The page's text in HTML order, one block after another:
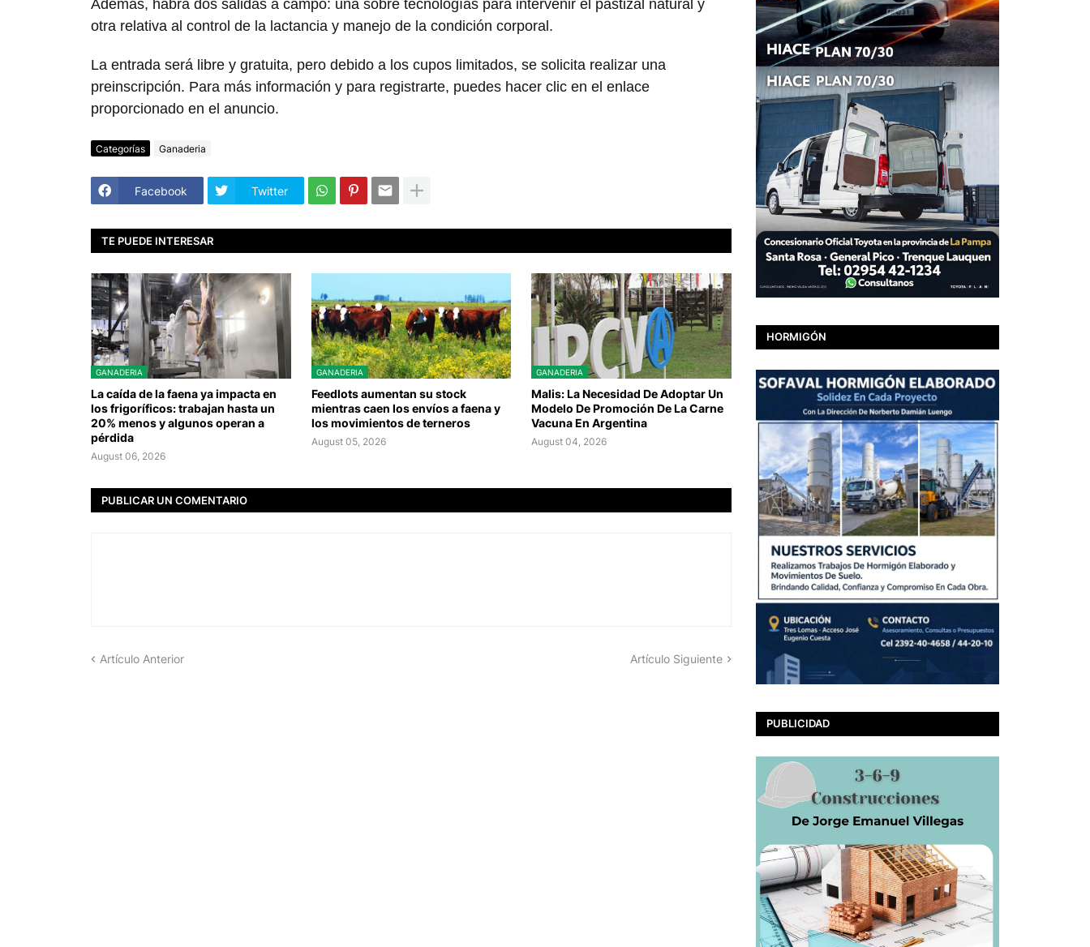
Además, habrá dos salidas a campo: una sobre tecnologías para intervenir el pastizal natural y
otra relativa al control de la lactancia y manejo de la condición corporal.
La entrada será libre y gratuita, pero debido a los cupos limitados, se solicita realizar una
preinscripción. Para más información y para registrarte, puedes hacer clic en el enlace
proporcionado en el anuncio.
Categorías Ganaderia
Facebook Twitter
TE PUEDE INTERESAR
GANADERIA
La caída de la faena ya impacta en
los frigoríficos: trabajan hasta un
20% menos y algunos operan a
pérdida
August 06, 2026
GANADERIA
Feedlots aumentan su stock
mientras caen los envíos a faena y
los movimientos de terneros
August 05, 2026
GANADERIA
Malis: La Necesidad De Adoptar Un
Modelo De Promoción De La Carne
Vacuna En Argentina
August 04, 2026
PUBLICAR UN COMENTARIO
Artículo Anterior Artículo Siguiente
HORMIGÓN
PUBLICIDAD